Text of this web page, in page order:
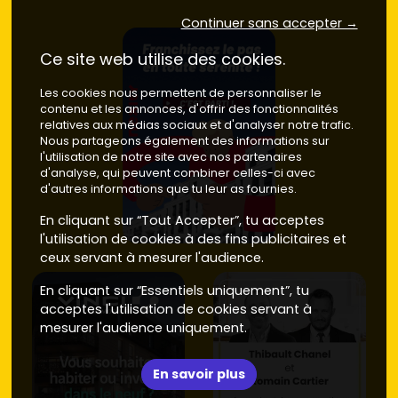
secteurs résidentiels avec bonnes connexions routières et
bus, souvent compétitifs pour un premier achat.
moyen neuf: environ2 900 à 3 500 €/m².
Astuce : privilégie les résidences avecparkingou
stationnementsécurisé et une bonne proximité des
arrêts demétro-tram. Unappartement neuf Saint-
Étienne-du-Rouvraybien placé se loue plus vite et se
revend mieux.
Saint-Étienne-du-Rouvray : prix,
performances et points de vigilance
Prix d'achat
Neuf: selon le secteur et les prestations, compte
généralement entre2 900 et 4 100 €/m²
Livraisons échelonnées de6 à 24 mois
Continuer sans accepter →
Ce site web utilise des cookies.
Les cookies nous permettent de personnaliser le
contenu et les annonces, d'offrir des fonctionnalités
relatives aux médias sociaux et d'analyser notre trafic.
Nous partageons également des informations sur
l'utilisation de notre site avec nos partenaires
d'analyse, qui peuvent combiner celles-ci avec
d'autres informations que tu leur as fournies.
En cliquant sur “Tout Accepter”, tu acceptes
l'utilisation de cookies à des fins publicitaires et
ceux servant à mesurer l'audience.
En cliquant sur “Essentiels uniquement”, tu
acceptes l'utilisation de cookies servant à
mesurer l'audience uniquement.
En savoir plus